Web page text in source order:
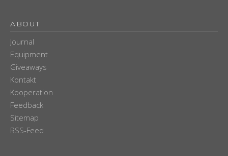
ABOUT
Journal
Equipment
Giveaways
Kontakt
Kooperation
Feedback
Sitemap
RSS-Feed